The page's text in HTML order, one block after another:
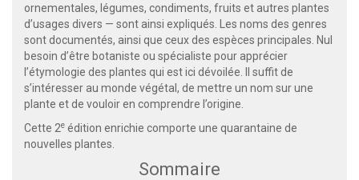
ornementales, légumes, condiments, fruits et autres plantes
d’usages divers — sont ainsi expliqués. Les noms des genres
sont documentés, ainsi que ceux des espèces principales. Nul
besoin d’être botaniste ou spécialiste pour apprécier
l’étymologie des plantes qui est ici dévoilée. Il suffit de
s’intéresser au monde végétal, de mettre un nom sur une
plante et de vouloir en comprendre l’origine.
Cette 2e édition enrichie comporte une quarantaine de
nouvelles plantes.
Sommaire